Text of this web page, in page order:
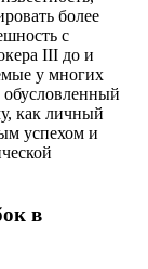
более
с
III до и
у многих
обусловленный
как личный
успехом и
в